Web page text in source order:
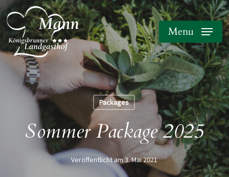
Skip
to
main
content
Menu
Packages
Sommer Package 2025
3. Mai 2021